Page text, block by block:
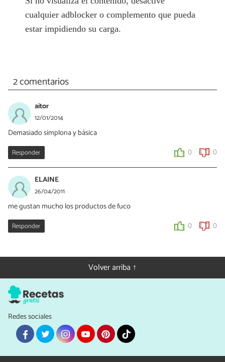
cualquier adblocker o complemento que pueda
estar impidiendo su carga.
2 comentarios
aitor
12/01/2014
Demasiado simplona y básica
Responder 0 0
ELAINE
26/04/2011
me gustan mucho los productos de fuco
Responder 0 0
Volver arriba ↑
Redes sociales